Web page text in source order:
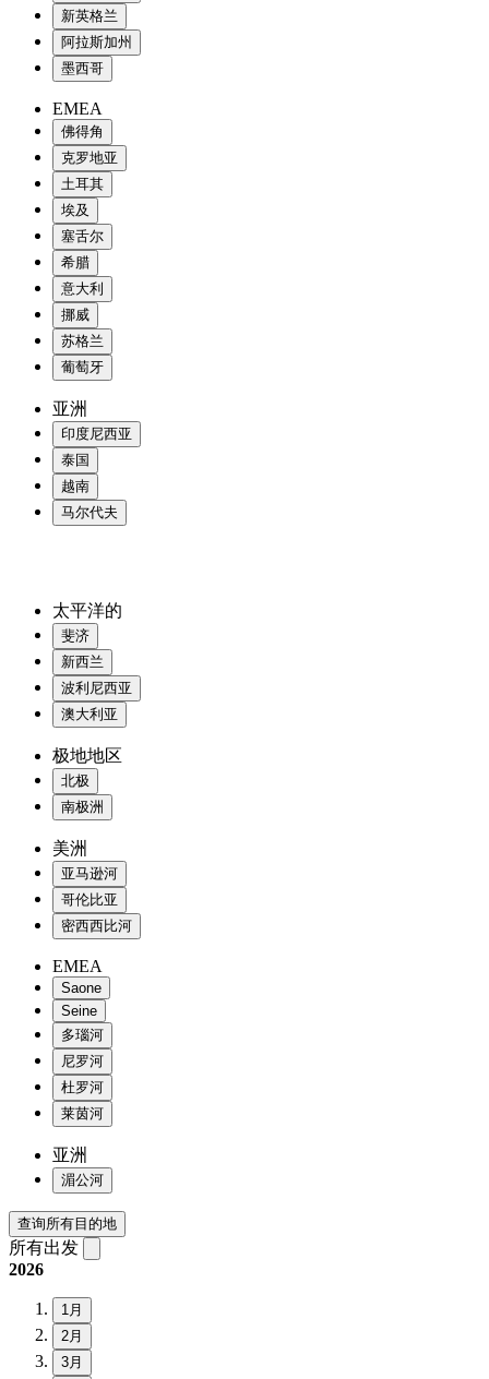
新英格兰
阿拉斯加州
墨西哥
EMEA
佛得角
克罗地亚
土耳其
埃及
塞舌尔
希腊
意大利
挪威
苏格兰
葡萄牙
亚洲
印度尼西亚
泰国
越南
马尔代夫
太平洋的
斐济
新西兰
波利尼西亚
澳大利亚
极地地区
北极
南极洲
美洲
亚马逊河
哥伦比亚
密西西比河
EMEA
Saone
Seine
多瑙河
尼罗河
杜罗河
莱茵河
亚洲
湄公河
查询所有目的地
所有出发
2026
1月
2月
3月